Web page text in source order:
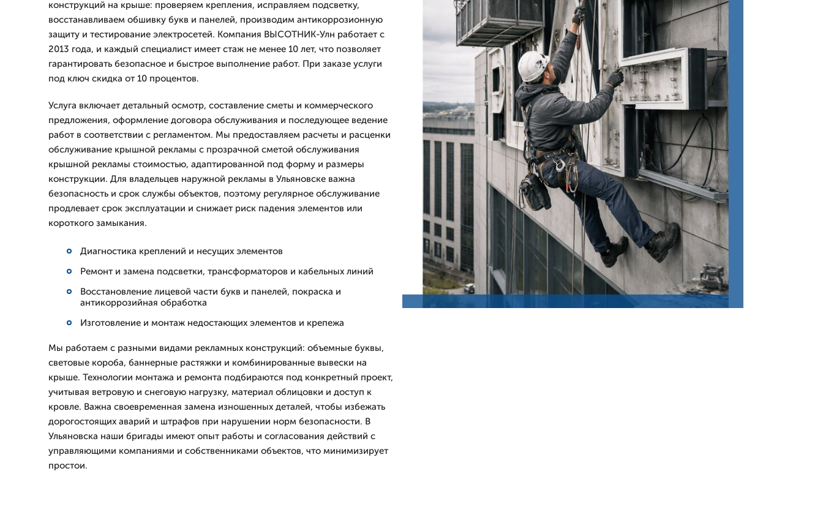
конструкций на крыше: проверяем крепления, исправляем подсветку,
восстанавливаем обшивку букв и панелей, производим антикоррозионную
защиту и тестирование электросетей. Компания ВЫСОТНИК-Улн работает с
2013 года, и каждый специалист имеет стаж не менее 10 лет, что позволяет
гарантировать безопасное и быстрое выполнение работ. При заказе услуги
под ключ скидка от 10 процентов.
Услуга включает детальный осмотр, составление сметы и коммерческого
предложения, оформление договора обслуживания и последующее ведение
работ в соответствии с регламентом. Мы предоставляем расчеты и расценки
обслуживание крышной рекламы с прозрачной сметой обслуживания
крышной рекламы стоимостью, адаптированной под форму и размеры
конструкции. Для владельцев наружной рекламы в Ульяновске важна
безопасность и срок службы объектов, поэтому регулярное обслуживание
продлевает срок эксплуатации и снижает риск падения элементов или
короткого замыкания.
Диагностика креплений и несущих элементов
Ремонт и замена подсветки, трансформаторов и кабельных линий
Восстановление лицевой части букв и панелей, покраска и
антикоррозийная обработка
Изготовление и монтаж недостающих элементов и крепежа
Мы работаем с разными видами рекламных конструкций: объемные буквы,
световые короба, баннерные растяжки и комбинированные вывески на
крыше. Технологии монтажа и ремонта подбираются под конкретный проект,
учитывая ветровую и снеговую нагрузку, материал облицовки и доступ к
кровле. Важна своевременная замена изношенных деталей, чтобы избежать
дорогостоящих аварий и штрафов при нарушении норм безопасности. В
Ульяновска наши бригады имеют опыт работы и согласования действий с
управляющими компаниями и собственниками объектов, что минимизирует
простои.